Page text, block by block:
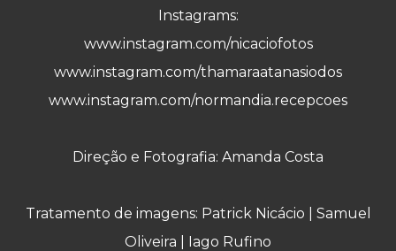
Instagrams:
www.instagram.com/nicaciofotos
www.instagram.com/thamaraatanasiodos
www.instagram.com/normandia.recepcoes
Direção e Fotografia: Amanda Costa
Tratamento de imagens: Patrick Nicácio
Samuel
Oliveira
Iago Rufino